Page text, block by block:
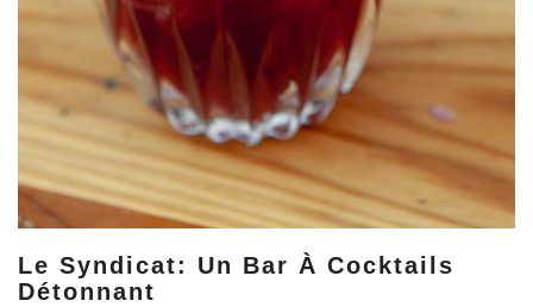
Le Syndicat: Un Bar À Cocktails
Détonnant